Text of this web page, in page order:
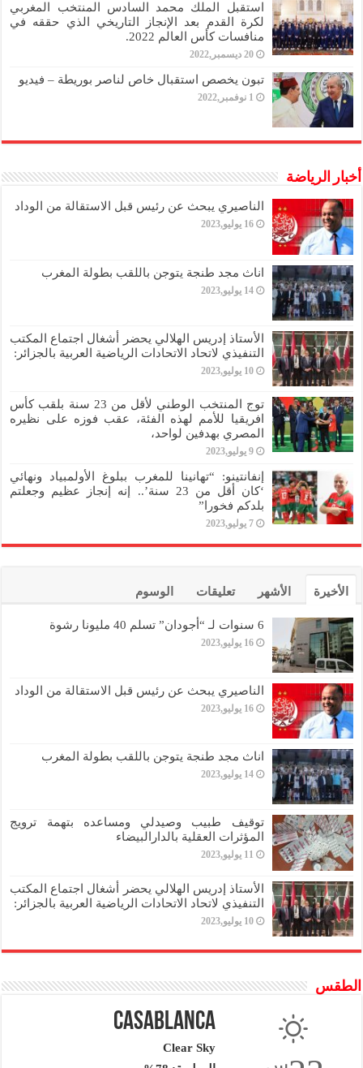
استقبل الملك محمد السادس المنتخب المغربي
لكرة القدم بعد الإنجاز التاريخي الذي حققه في
منافسات كأس العالم 2022.
20 ديسمبر,2022
تبون يخصص استقبال خاص لناصر بوريطة – فيديو
1 نوفمبر,2022
أخبار الرياضة
الناصيري يبحث عن رئيس قبل الاستقالة من الوداد
16 يوليو,2023
اناث مجد طنجة يتوجن باللقب بطولة المغرب
14 يوليو,2023
الأستاذ إدريس الهلالي يحضر أشغال اجتماع المكتب
التنفيذي لاتحاد الاتحادات الرياضية العربية بالجزائر:
10 يوليو,2023
توج المنتخب الوطني لأقل من 23 سنة بلقب كأس
افريقيا للأمم لهذه الفئة، عقب فوزه على نظيره
المصري بهدفين لواحد،
9 يوليو,2023
إنفانتينو: “تهانينا للمغرب ببلوغ الأولمبياد ونهائي
‘كان أقل من 23 سنة’.. إنه إنجاز عظيم وجعلتم
بلدكم فخورا”
7 يوليو,2023
الأخيرة الأشهر تعليقات الوسوم
6 سنوات لـ “أجودان” تسلم 40 مليونا رشوة
16 يوليو,2023
الناصيري يبحث عن رئيس قبل الاستقالة من الوداد
16 يوليو,2023
اناث مجد طنجة يتوجن باللقب بطولة المغرب
14 يوليو,2023
توقيف طبيب وصيدلي ومساعده بتهمة ترويج
المؤثرات العقلية بالدارالبيضاء
11 يوليو,2023
الأستاذ إدريس الهلالي يحضر أشغال اجتماع المكتب
التنفيذي لاتحاد الاتحادات الرياضية العربية بالجزائر:
10 يوليو,2023
الطقس
Casablanca
Clear Sky